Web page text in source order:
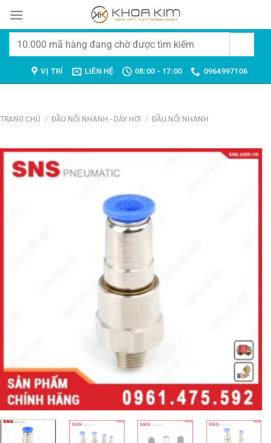
đến
Tìm
VỊ TRÍ LIÊN HỆ 08:00 - 17:00 0964997106
TRANG CHỦ / ĐẦU NỐI NHANH - DÂY HƠI / ĐẦU NỐI NHANH